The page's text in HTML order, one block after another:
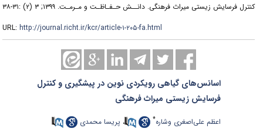
کنترل فرسایش زیستی میراث فرهنگی. دانــش حـفـاظـت و مـرمـت. ۱۳۹۹; ۳ (۲) :۳۱-۳۸
URL:http://journal.richt.ir/kcr/article-۱-۲۰۵-fa.html
اسانس‌های گیاهی رویکردی نوین در پیشگیری و کنترل
فرسایش زیستی میراث فرهنگی
اعظم علی‌اصغری وشاره* ،پریسا محمدی